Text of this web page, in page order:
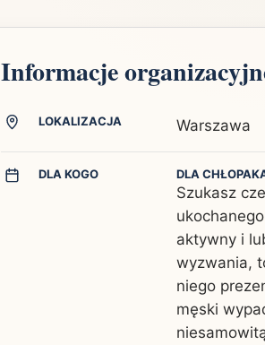
Informacje
LOKALIZACJA Warszawa
DLA KOGO DLA
Szukasz
aktywny i
wyzwania,
niego
męski